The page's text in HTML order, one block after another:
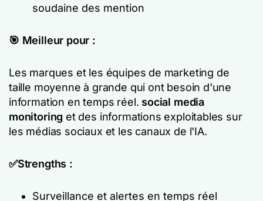
soudaine des mention
🎯 Meilleur pour :
Les marques et les équipes de marketing de
taille moyenne à grande qui ont besoin d'une
information en temps réel. social media
monitoring et des informations exploitables sur
les médias sociaux et les canaux de l'IA.
✅Strengths :
Surveillance et alertes en temps réel